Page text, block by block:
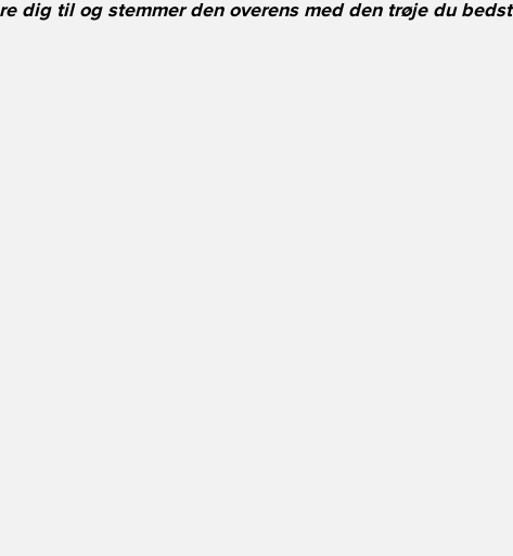
dig til og stemmer den overens med den trøje du bedst